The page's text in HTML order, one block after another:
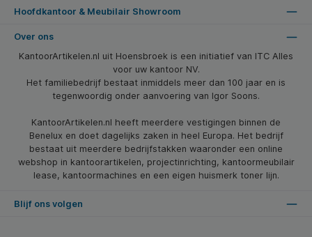
Hoofdkantoor & Meubilair Showroom
Over ons
KantoorArtikelen.nl uit Hoensbroek is een initiatief van ITC Alles
voor uw kantoor NV.
Het familiebedrijf bestaat inmiddels meer dan 100 jaar en is
tegenwoordig onder aanvoering van Igor Soons.
KantoorArtikelen.nl heeft meerdere vestigingen binnen de
Benelux en doet dagelijks zaken in heel Europa. Het bedrijf
bestaat uit meerdere bedrijfstakken waaronder een online
webshop in kantoorartikelen, projectinrichting, kantoormeubilair
lease, kantoormachines en een eigen huismerk toner lijn.
Blijf ons volgen